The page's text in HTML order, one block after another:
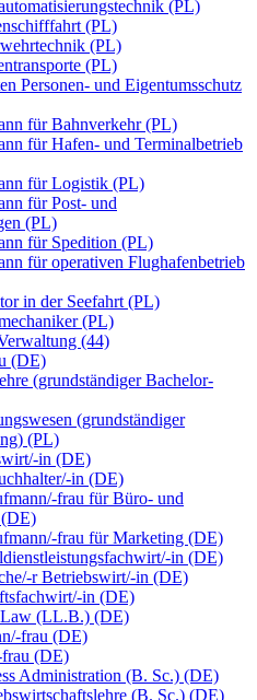
(PL)
(PL)
(PL)
(PL)
Personen- und Eigentumsschutz
für Bahnverkehr (PL)
für Hafen- und Terminalbetrieb
für Logistik (PL)
für Post- und
(PL)
für Spedition (PL)
für operativen Flughafenbetrieb
in der Seefahrt (PL)
(PL)
(44)
(DE)
(grundständiger Bachelor-
(grundständiger
(PL)
in (DE)
in (DE)
frau für Büro- und
(DE)
frau für Marketing (DE)
in (DE)
r Betriebswirt/-in (DE)
in (DE)
Law (LL.B.) (DE)
frau (DE)
(DE)
Administration (B. Sc.) (DE)
(B. Sc.) (DE)